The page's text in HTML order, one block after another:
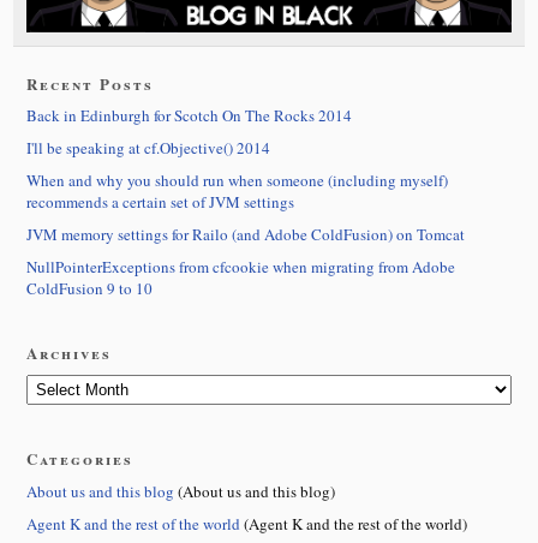
Recent Posts
Back in Edinburgh for Scotch On The Rocks 2014
I'll be speaking at cf.Objective() 2014
When and why you should run when someone (including myself)
recommends a certain set of JVM settings
JVM memory settings for Railo (and Adobe ColdFusion) on Tomcat
NullPointerExceptions from cfcookie when migrating from Adobe
ColdFusion 9 to 10
Archives
Categories
About us and this blog (About us and this blog)
Agent K and the rest of the world (Agent K and the rest of the world)